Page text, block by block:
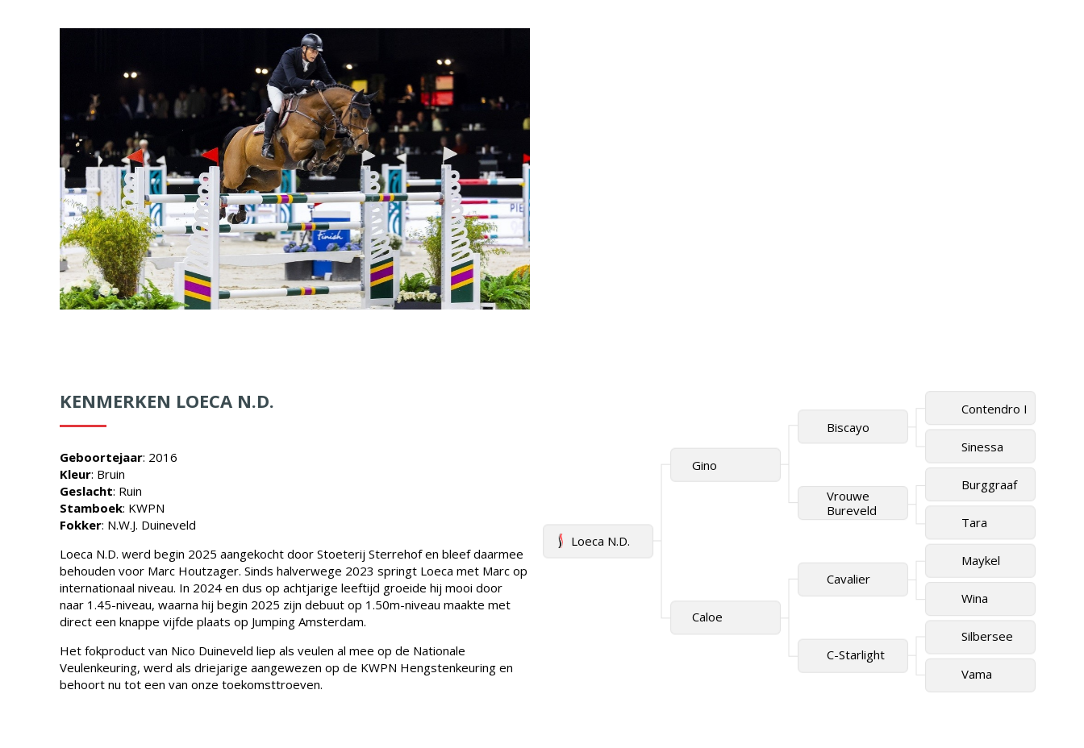
KENMERKEN LOECA N.D.
Geboortejaar: 2016
Kleur: Bruin
Geslacht: Ruin
Stamboek: KWPN
Fokker: N.W.J. Duineveld
Loeca N.D. werd begin 2025 aangekocht door Stoeterij Sterrehof en bleef daarmee
behouden voor Marc Houtzager. Sinds halverwege 2023 springt Loeca met Marc op
internationaal niveau. In 2024 en dus op achtjarige leeftijd groeide hij mooi door
naar 1.45-niveau, waarna hij begin 2025 zijn debuut op 1.50m-niveau maakte met
direct een knappe vijfde plaats op Jumping Amsterdam.
Het fokproduct van Nico Duineveld liep als veulen al mee op de Nationale
Veulenkeuring, werd als driejarige aangewezen op de KWPN Hengstenkeuring en
behoort nu tot een van onze toekomsttroeven.
Loeca N.D.
Gino
Biscayo
Contendro I
Sinessa
Vrouwe
Bureveld
Burggraaf
Tara
Caloe
Cavalier
Maykel
Wina
C-Starlight
Silbersee
Vama